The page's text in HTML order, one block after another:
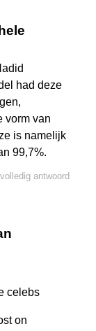
had deze
vorm van
is namelijk
99,7%.
antwoord
celebs
on